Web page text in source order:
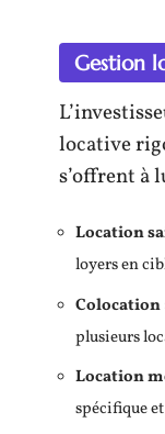
Gestion
locative
s’offrent à
Location
loyers en
Colocation
plusieurs
Location
spécifique